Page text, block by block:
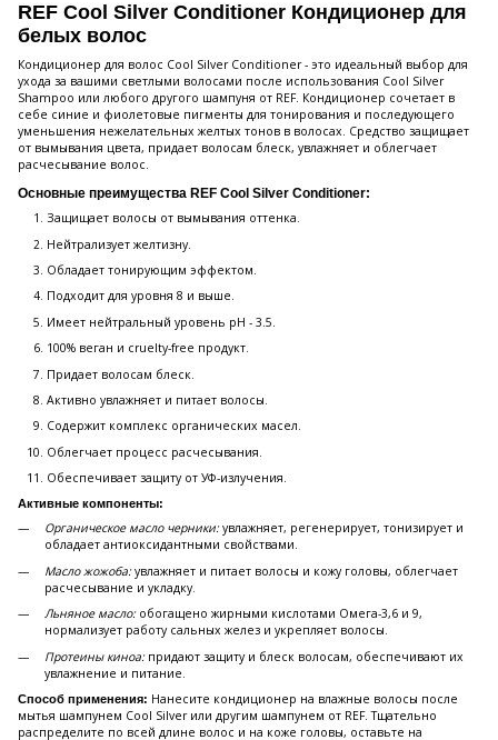
REF Cool Silver Conditioner Кондиционер для
белых волос
Кондиционер для волос Cool Silver Conditioner - это идеальный выбор для
ухода за вашими светлыми волосами после использования Cool Silver
Shampoo или любого другого шампуня от REF. Кондиционер сочетает в
себе синие и фиолетовые пигменты для тонирования и последующего
уменьшения нежелательных желтых тонов в волосах. Средство защищает
от вымывания цвета, придает волосам блеск, увлажняет и облегчает
расчесывание волос.
Основные преимущества REF Cool Silver Conditioner:
Защищает волосы от вымывания оттенка.
Нейтрализует желтизну.
Обладает тонирующим эффектом.
Подходит для уровня 8 и выше.
Имеет нейтральный уровень pH - 3.5.
100% веган и cruelty-free продукт.
Придает волосам блеск.
Активно увлажняет и питает волосы.
Содержит комплекс органических масел.
Облегчает процесс расчесывания.
Обеспечивает защиту от УФ-излучения.
Активные компоненты:
Органическое масло черники:увлажняет, регенерирует, тонизирует и
обладает антиоксидантными свойствами.
Масло жожоба:увлажняет и питает волосы и кожу головы, облегчает
расчесывание и укладку.
Льняное масло:обогащено жирными кислотами Омега-3,6 и 9,
нормализует работу сальных желез и укрепляет волосы.
Протеины киноа:придают защиту и блеск волосам, обеспечивают их
увлажнение и питание.
Способ применения: Нанесите кондиционер на влажные волосы после
мытья шампунем Cool Silver или другим шампунем от REF. Тщательно
распределите по всей длине волос и на коже головы, оставьте на